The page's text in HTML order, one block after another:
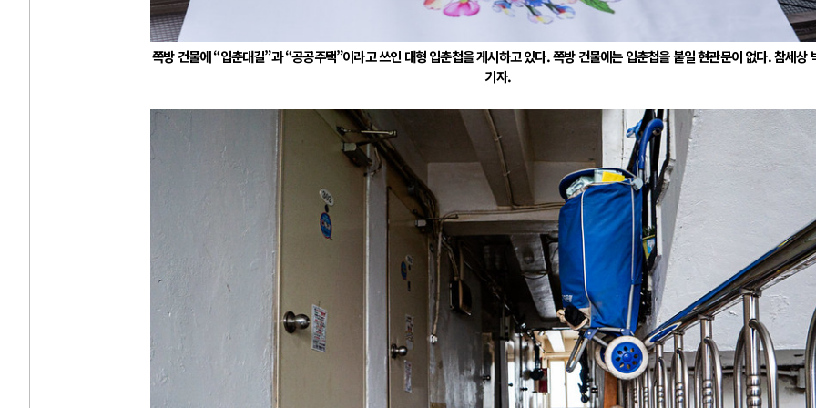
쪽방 건물에 “입춘대길”과 “공공주택”이라고 쓰인 대형 입춘첩을 게시하고 있다. 쪽방 건물에는 입춘첩을 붙일 현관문이 없다. 참세상
기자.